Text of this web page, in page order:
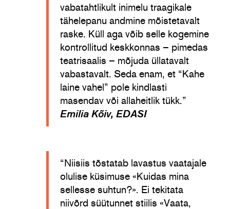
vabatahtlikult inimelu traagikale
tähelepanu andmine mõistetavalt
raske. Küll aga võib selle kogemine
kontrollitud keskkonnas – pimedas
teatrisaalis – mõjuda üllatavalt
vabastavalt. Seda enam, et “Kahe
laine vahel” pole kindlasti
masendav või allaheitlik tükk.”
Emilia Kõiv, EDASI
“Niisiis tõstatab lavastus vaatajale
olulise küsimuse «Kuidas mina
sellesse suhtun?». Ei tekitata
niivõrd süütunnet stiilis «Vaata,